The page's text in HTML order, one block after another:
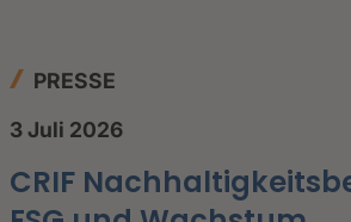
PRESSE
3 Juli 2026
CRIF